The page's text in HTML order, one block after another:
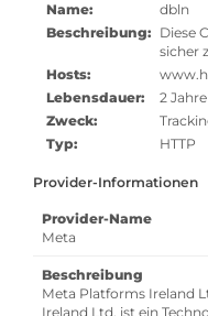
Name:
dbln
Beschreibung: Diese
sicher
Hosts:
Lebensdauer:
2 Jahre
Zweck:
Typ:
HTTP
Provider-Informationen
Provider-Name
Meta
Beschreibung
Meta Platforms Ireland
Ireland Ltd, ist ein